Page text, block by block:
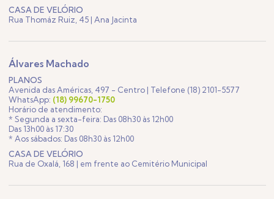
CASA DE VELÓRIO
Rua Thomáz Ruiz, 45 | Ana Jacinta
Álvares Machado
PLANOS
Avenida das Américas, 497 - Centro | Telefone (18) 2101-5577
WhatsApp: (18) 99670-1750
Horário de atendimento:
* Segunda a sexta-feira: Das 08h30 às 12h00
Das 13h00 às 17:30
* Aos sábados: Das 08h30 às 12h00
CASA DE VELÓRIO
Rua de Oxalá, 168 | em frente ao Cemitério Municipal